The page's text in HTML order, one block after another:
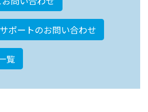
ポートのお問い合わせ
覧